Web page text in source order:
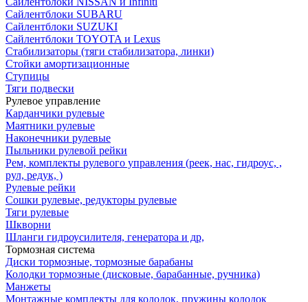
Сайлентблоки SUBARU
Сайлентблоки SUZUKI
Сайлентблоки TOYOTA и Lexus
Стабилизаторы (тяги стабилизатора, линки)
Стойки амортизационные
Ступицы
Тяги подвески
Рулевое управление
Карданчики рулевые
Маятники рулевые
Наконечники рулевые
Пыльники рулевой рейки
Рем, комплекты рулевого управления (реек, нас, гидроус, ,
рул, редук, )
Рулевые рейки
Сошки рулевые, редукторы рулевые
Тяги рулевые
Шкворни
Шланги гидроусилителя, генератора и др,
Тормозная система
Диски тормозные, тормозные барабаны
Колодки тормозные (дисковые, барабанные, ручника)
Манжеты
Монтажные комплекты для колодок, пружины колодок